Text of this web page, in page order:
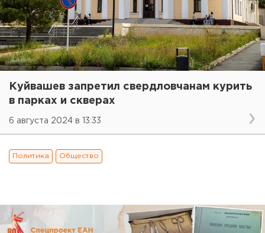
Куйвашев запретил свердловчанам курить
в парках и скверах
6 августа 2024 в 13:33
Политика Общество